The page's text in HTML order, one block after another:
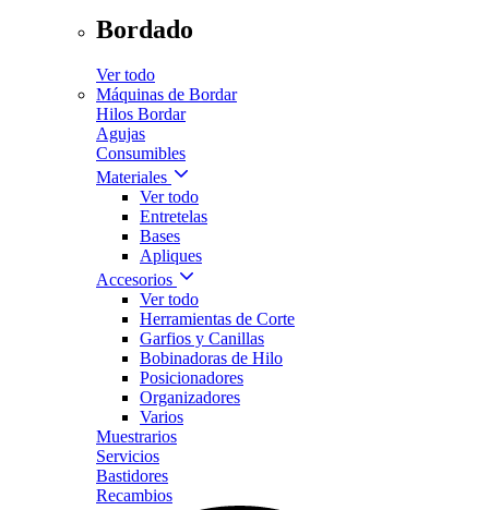
Bordado
Ver todo
Máquinas de Bordar
Hilos Bordar
Agujas
Consumibles
Materiales
Ver todo
Entretelas
Bases
Apliques
Accesorios
Ver todo
Herramientas de Corte
Garfios y Canillas
Bobinadoras de Hilo
Posicionadores
Organizadores
Varios
Muestrarios
Servicios
Bastidores
Recambios